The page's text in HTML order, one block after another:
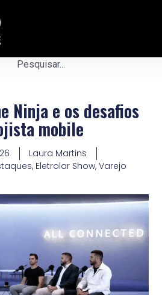
Ninja e os desafios
mobile
Laura Martins
, Eletrolar Show, Varejo